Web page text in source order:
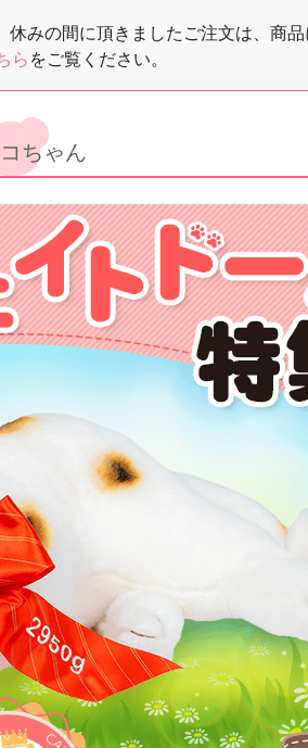
みの間に頂きましたご注文は、商
ら をご覧ください。
ちゃん